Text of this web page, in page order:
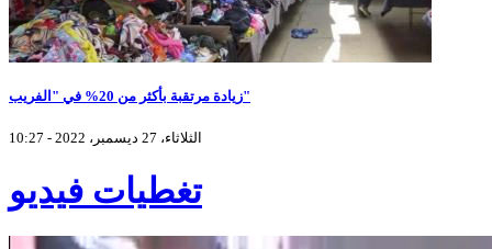
زيادة مرتقبة بأكثر من 20% في "الفريب"
الثلاثاء، 27 ديسمبر، 2022 - 10:27
تغطيات فيديو